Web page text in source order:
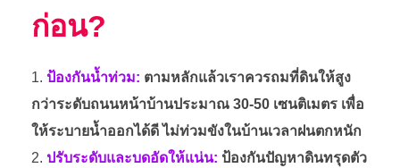
ก่อน?
ป้องกันน้ำท่วม: ตามหลักแล้วเราควรถมที่ดินให้สูง
กว่าระดับถนนหน้าบ้านประมาณ 30-50 เซนติเมตร เพื่อ
ให้ระบายน้ำออกได้ดี ไม่ท่วมขังในบ้านเวลาฝนตกหนัก
ปรับระดับและบดอัดให้แน่น: ป้องกันปัญหาดินทรุดตัว